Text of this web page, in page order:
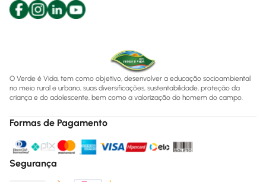
O Verde é Vida, tem como objetivo, desenvolver a educação socioambiental
no meio rural e urbano, suas diversificações, sustentabilidade, proteção da
criança e do adolescente, bem como a valorização do homem do campo.
Formas de Pagamento
Segurança